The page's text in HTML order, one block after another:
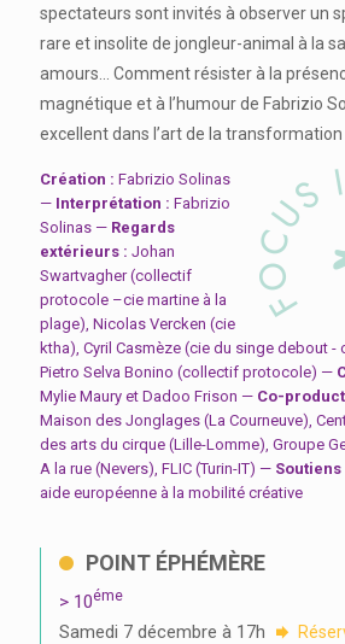
spectateurs sont invités à observer un
rare et insolite de jongleur-animal à la
amours... Comment résister à la
magnétique et à l’humour de Fabrizio
excellent dans l’art de la transformation
Création : Fabrizio Solinas
— Interprétation : Fabrizio
Solinas — Regards
extérieurs : Johan
Swartvagher (collectif
protocole –cie martine à la
plage), Nicolas Vercken (cie
ktha), Cyril Casmèze (cie du singe debout -
Pietro Selva Bonino (collectif protocole) —
Mylie Maury et Dadoo Frison — Co-
Maison des Jonglages (La Courneuve),
des arts du cirque (Lille-Lomme), Groupe
A la rue (Nevers), FLIC (Turin-IT) — Soutiens
aide européenne à la mobilité créative
POINT ÉPHÉMÈRE
> 10éme
Samedi 7 décembre à 17h